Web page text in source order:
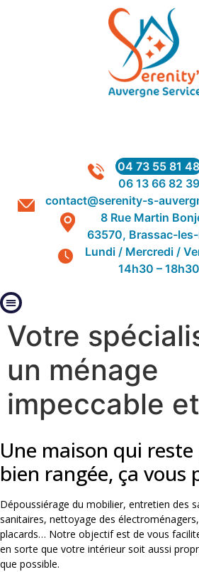
04 73 55 81 48
06 13 66 82 39
contact@serenity-s-
8 Rue Martin
63570, Brassac-
Lundi / Mercredi /
14h30 – 18h30
Votre
un ménage
impeccable
Une maison qui
bien rangée, ça vous
Dépoussiérage du mobilier, entretien des
sanitaires, nettoyage des
placards… Notre objectif est de vous
en sorte que votre intérieur soit aussi
que possible.